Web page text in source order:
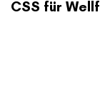
Bildergalerie
CSS für